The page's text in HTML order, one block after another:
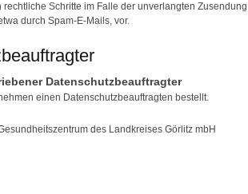
Schritte im Falle der unverlangten Zusendung
durch Spam-E-Mails, vor.
Datenschutzbeauftragter
einen Datenschutzbeauftragten bestellt.
des Landkreises Görlitz mbH